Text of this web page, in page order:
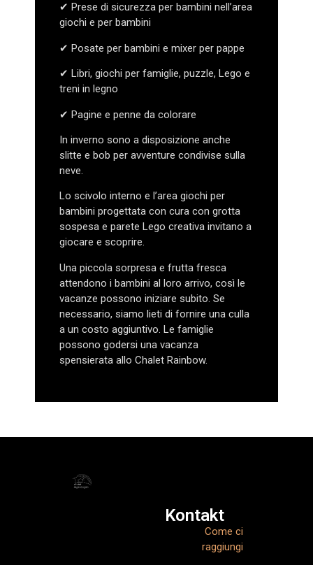
✔ Prese di sicurezza per bambini nell’area
giochi e per bambini
✔ Posate per bambini e mixer per pappe
✔ Libri, giochi per famiglie, puzzle, Lego e
treni in legno
✔ Pagine e penne da colorare
In inverno sono a disposizione anche
slitte e bob per avventure condivise sulla
neve.
Lo scivolo interno e l’area giochi per
bambini progettata con cura con grotta
sospesa e parete Lego creativa invitano a
giocare e scoprire.
Una piccola sorpresa e frutta fresca
attendono i bambini al loro arrivo, così le
vacanze possono iniziare subito. Se
necessario, siamo lieti di fornire una culla
a un costo aggiuntivo. Le famiglie
possono godersi una vacanza
spensierata allo Chalet Rainbow.
Kontakt
Come ci
raggiungi